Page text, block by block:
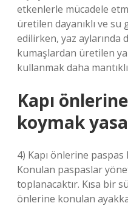
etkenlerle mücadele
üretilen dayanıklı ve
edilirken, yaz aylarında
kumaşlardan üretilen
kullanmak daha
Kapı
koymak
4) Kapı önlerine
Konulan paspaslar
toplanacaktır. Kısa bir
önlerine konulan